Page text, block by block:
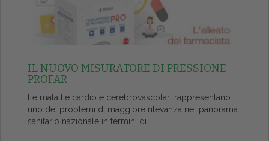
IL NUOVO MISURATORE DI PRESSIONE
PROFAR
Le malattie cardio e cerebrovascolari rappresentano
uno dei problemi di maggiore rilevanza nel panorama
sanitario nazionale in termini di...